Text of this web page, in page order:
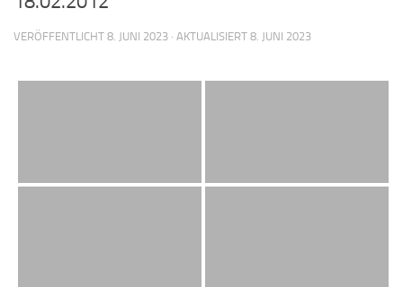
VERÖFFENTLICHT 8. JUNI 2023 · AKTUALISIERT 8. JUNI 2023